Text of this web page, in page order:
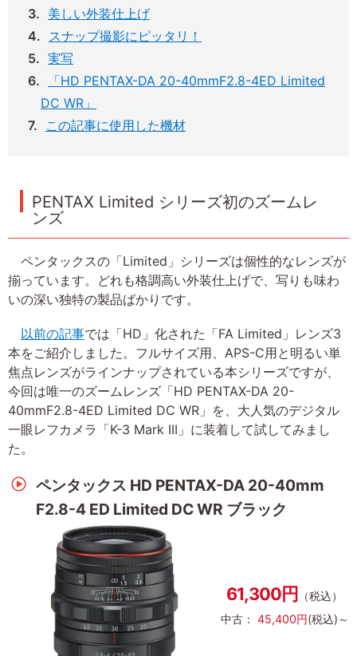
美しい外装仕上げ
スナップ撮影にピッタリ！
実写
「HD PENTAX-DA 20-40mmF2.8-4ED Limited
DC WR」
この記事に使用した機材
PENTAX Limited シリーズ初のズームレ
ンズ
ペンタックスの「Limited」シリーズは個性的なレンズが
揃っています。どれも格調高い外装仕上げで、写りも味わ
いの深い独特の製品ばかりです。
以前の記事では「HD」化された「FA Limited」レンズ3
本をご紹介しました。フルサイズ用、APS-C用と明るい単
焦点レンズがラインナップされている本シリーズですが、
今回は唯一のズームレンズ「HD PENTAX-DA 20-
40mmF2.8-4ED Limited DC WR」を、大人気のデジタル
一眼レフカメラ「K-3 Mark III」に装着して試してみまし
た。
ペンタックス HD PENTAX-DA 20-40mm
F2.8-4 ED Limited DC WR ブラック
61,300円 （税込）
中古： 45,400円(税込)～